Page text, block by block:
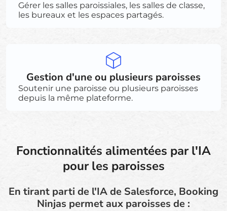
Gérer les salles paroissiales, les salles de classe,
les bureaux et les espaces partagés.
Gestion d'une ou plusieurs paroisses
Soutenir une paroisse ou plusieurs paroisses
depuis la même plateforme.
Fonctionnalités alimentées par l'IA
pour les paroisses
En tirant parti de l'IA de Salesforce, Booking
Ninjas permet aux paroisses de :